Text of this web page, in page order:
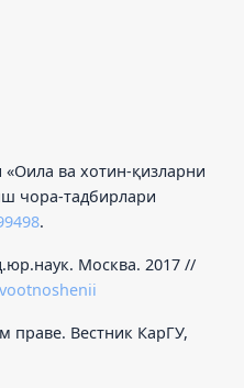
«Оила ва хотин-қизларни
чора-тадбирлари
.
Москва. 2017 //
Вестник КарГУ,